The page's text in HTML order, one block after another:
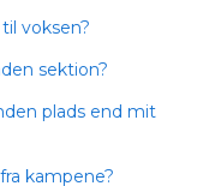
voksen?
sektion?
plads end mit
kampene?